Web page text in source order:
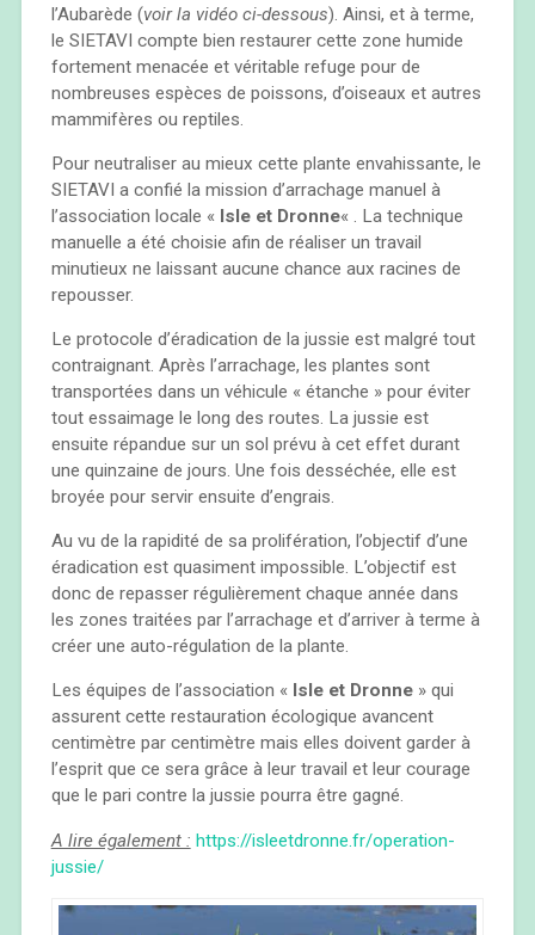
l’Aubarède (voir la vidéo ci-dessous). Ainsi, et à terme,
le SIETAVI compte bien restaurer cette zone humide
fortement menacée et véritable refuge pour de
nombreuses espèces de poissons, d’oiseaux et autres
mammifères ou reptiles.
Pour neutraliser au mieux cette plante envahissante, le
SIETAVI a confié la mission d’arrachage manuel à
l’association locale « Isle et Dronne« . La technique
manuelle a été choisie afin de réaliser un travail
minutieux ne laissant aucune chance aux racines de
repousser.
Le protocole d’éradication de la jussie est malgré tout
contraignant. Après l’arrachage, les plantes sont
transportées dans un véhicule « étanche » pour éviter
tout essaimage le long des routes. La jussie est
ensuite répandue sur un sol prévu à cet effet durant
une quinzaine de jours. Une fois desséchée, elle est
broyée pour servir ensuite d’engrais.
Au vu de la rapidité de sa prolifération, l’objectif d’une
éradication est quasiment impossible. L’objectif est
donc de repasser régulièrement chaque année dans
les zones traitées par l’arrachage et d’arriver à terme à
créer une auto-régulation de la plante.
Les équipes de l’association « Isle et Dronne» qui
assurent cette restauration écologique avancent
centimètre par centimètre mais elles doivent garder à
l’esprit que ce sera grâce à leur travail et leur courage
que le pari contre la jussie pourra être gagné.
A lire également : https://isleetdronne.fr/operation-
jussie/